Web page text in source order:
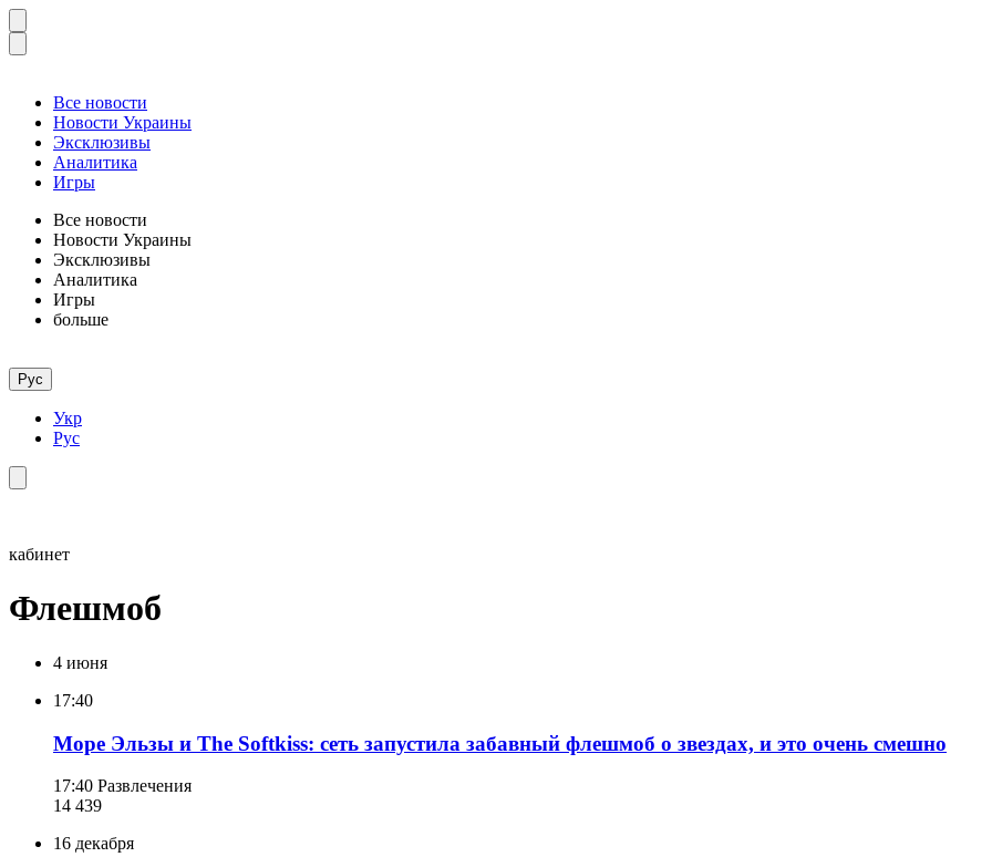
Все новости
Новости Украины
Эксклюзивы
Аналитика
Игры
Все новости
Новости Украины
Эксклюзивы
Аналитика
Игры
больше
Рус
Укр
Рус
кабинет
Флешмоб
4 июня
17:40
Море Эльзы и The Softkiss: сеть запустила забавный флешмоб о звездах, и это очень смешно
17:40 Развлечения
14 439
16 декабря